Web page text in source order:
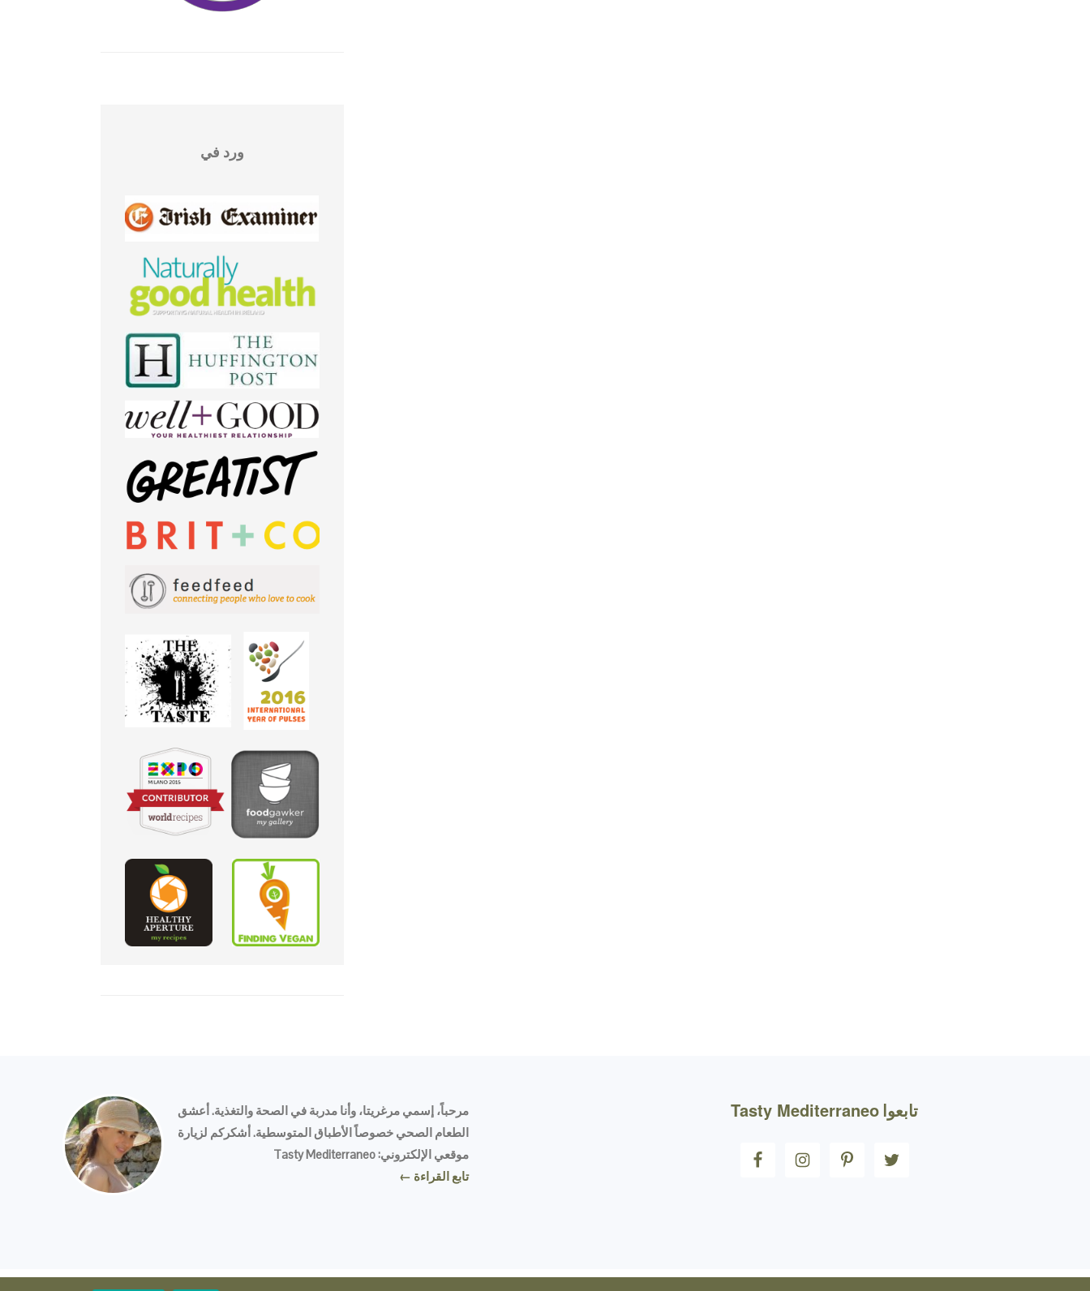
ورد في
مرحباً، إسمي مرغريتا، وأنا مدربة في الصحة والتغذية. أعشق
الطعام الصحي خصوصاً الأطباق المتوسطية. أشكركم لزيارة
موقعي الإلكتروني: Tasty Mediterraneo
تابع القراءة ←
تابعوا Tasty Mediterraneo